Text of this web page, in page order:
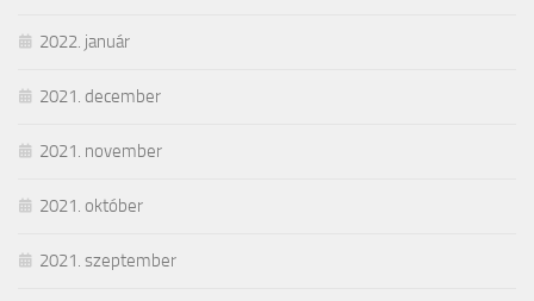
2022. január
2021. december
2021. november
2021. október
2021. szeptember